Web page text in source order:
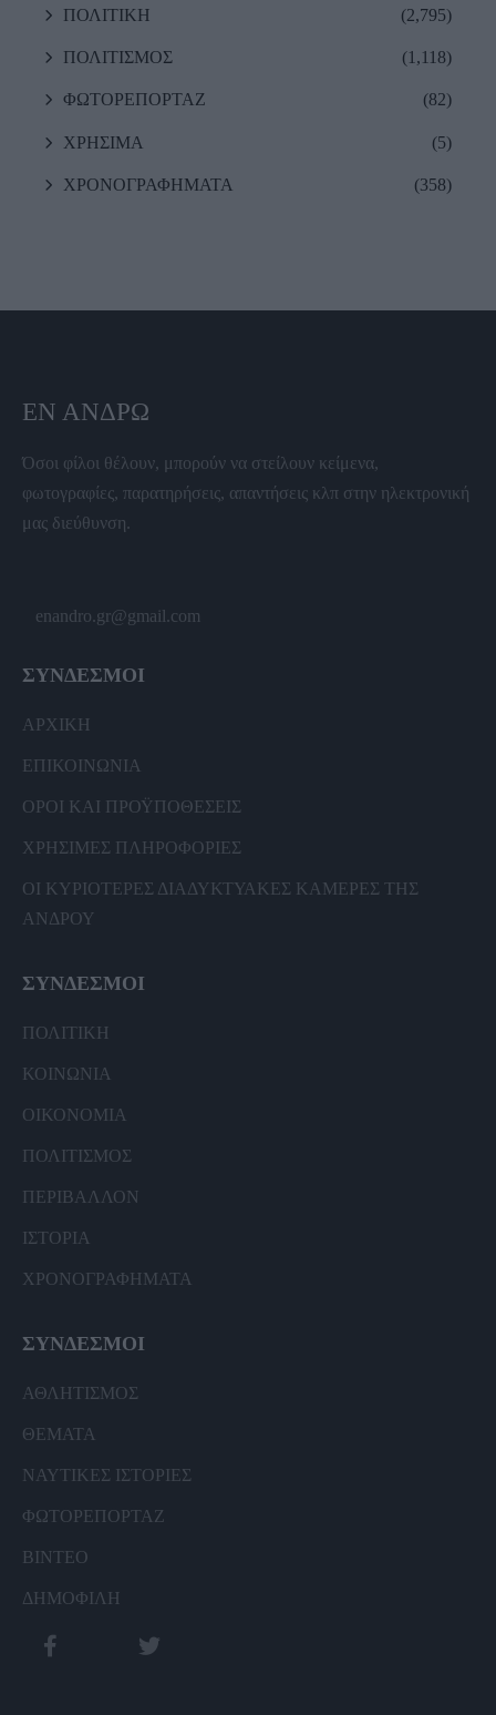
ΠΟΛΙΤΙΚΗ (2,795)
ΠΟΛΙΤΙΣΜΟΣ (1,118)
ΦΩΤΟΡΕΠΟΡΤΑΖ (82)
ΧΡΗΣΙΜΑ (5)
ΧΡΟΝΟΓΡΑΦΗΜΑΤΑ (358)
ΕΝ ΆΝΔΡΩ
Όσοι φίλοι θέλουν, μπορούν να στείλουν κείμενα,
φωτογραφίες, παρατηρήσεις, απαντήσεις κλπ στην ηλεκτρονική
μας διεύθυνση.
enandro.gr@gmail.com
ΣΥΝΔΕΣΜΟΙ
ΑΡΧΙΚΗ
ΕΠΙΚΟΙΝΩΝΙΑ
ΟΡΟΙ ΚΑΙ ΠΡΟΫΠΟΘΕΣΕΙΣ
ΧΡΗΣΙΜΕΣ ΠΛΗΡΟΦΟΡΙΕΣ
ΟΙ ΚΥΡΙΟΤΕΡΕΣ ΔΙΑΔΥΚΤΥΑΚΕΣ ΚΑΜΕΡΕΣ ΤΗΣ
ΑΝΔΡΟΥ
ΣΥΝΔΕΣΜΟΙ
ΠΟΛΙΤΙΚΗ
ΚΟΙΝΩΝΙΑ
ΟΙΚΟΝΟΜΙΑ
ΠΟΛΙΤΙΣΜΟΣ
ΠΕΡΙΒΑΛΛΟΝ
ΙΣΤΟΡΙΑ
ΧΡΟΝΟΓΡΑΦΗΜΑΤΑ
ΣΥΝΔΕΣΜΟΙ
ΑΘΛΗΤΙΣΜΟΣ
ΘΕΜΑΤΑ
ΝΑΥΤΙΚΕΣ ΙΣΤΟΡΙΕΣ
ΦΩΤΟΡΕΠΟΡΤΑΖ
ΒΙΝΤΕΟ
ΔΗΜΟΦΙΛΗ